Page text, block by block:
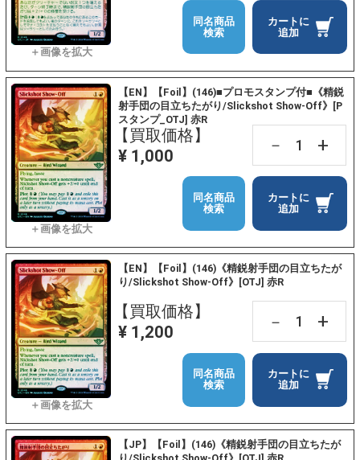
カートに
追加
同名商品
検索
【EN】【Foil】(146)■プロモスタンプ付■《精鋭
射手団の目立ちたがり/Slickshot Show-Off》[P
スタンプ_OTJ] 赤R
【買取価格】
¥ 1,000
－ +
カートに
追加
同名商品
検索
【EN】【Foil】(146)《精鋭射手団の目立ちたが
り/Slickshot Show-Off》[OTJ] 赤R
【買取価格】
¥ 1,200
－ +
カートに
追加
同名商品
検索
【JP】【Foil】(146)《精鋭射手団の目立ちたが